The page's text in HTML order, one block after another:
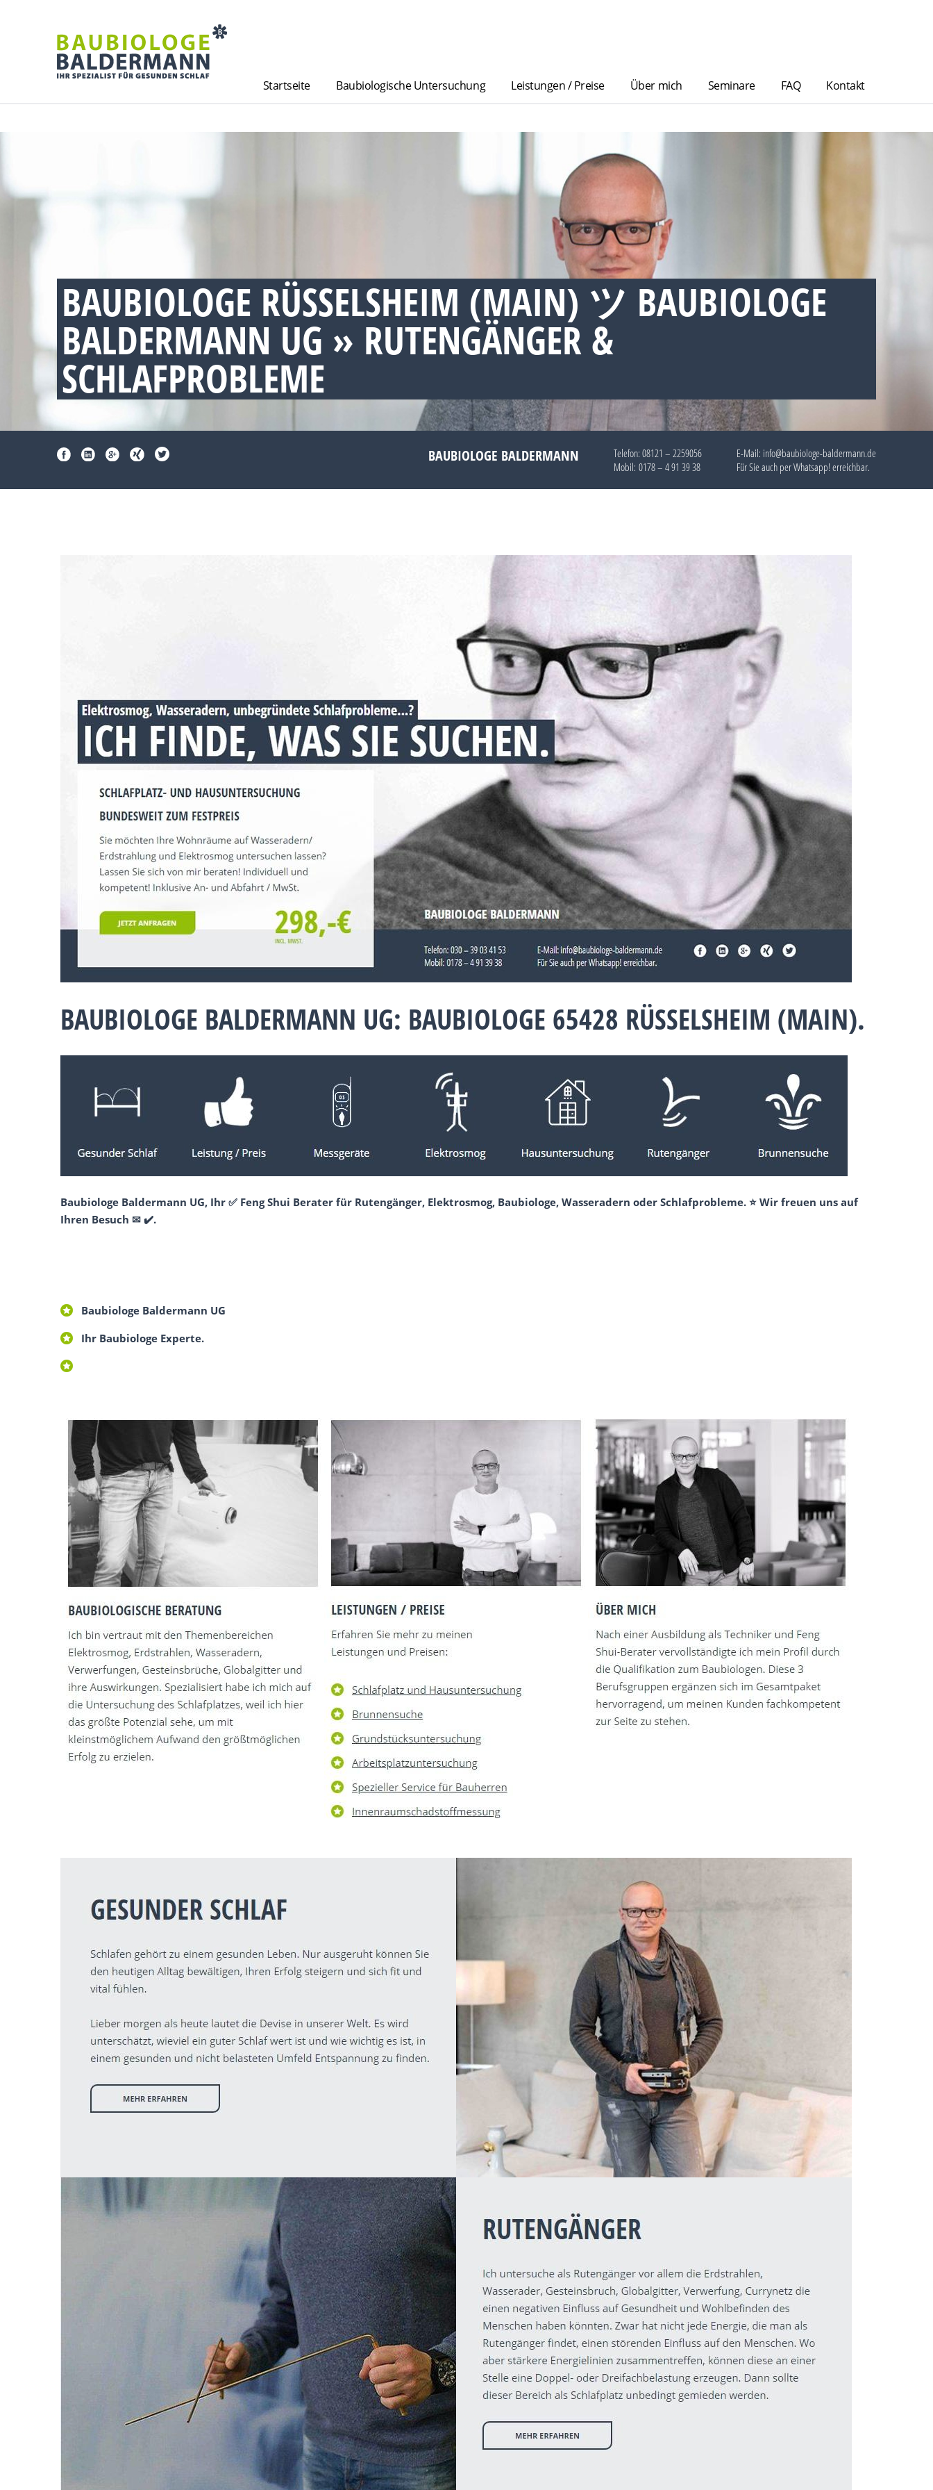
Startseite Baubiologische Untersuchung Leistungen / Preise Über mich Seminare FAQ Kontakt
BAUBIOLOGE RÜSSELSHEIM (MAIN) ツ BAUBIOLOGE
BALDERMANN UG » RUTENGÄNGER &
SCHLAFPROBLEME
BAUBIOLOGE BALDERMANN Telefon: 08121 – 2259056
Mobil: 0178 – 4 91 39 38
E-Mail: info@baubiologe-baldermann.de
Für Sie auch perWhatsapp!erreichbar.
BAUBIOLOGE BALDERMANN UG: BAUBIOLOGE 65428 RÜSSELSHEIM (MAIN).
Baubiologe Baldermann UG, Ihr ✅ Feng Shui Berater für Rutengänger, Elektrosmog, Baubiologe, Wasseradern oder Schlafprobleme. ⭐ Wir freuen uns auf
Ihren Besuch ✉ ✔️.
Baubiologe Baldermann UG
Ihr Baubiologe Experte.